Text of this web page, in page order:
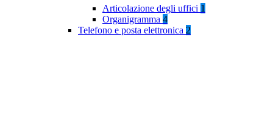
Articolazione degli uffici 1
Organigramma 4
Telefono e posta elettronica 2